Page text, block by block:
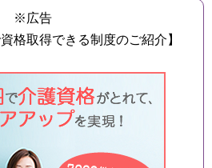
※広告
格取得できる制度のご紹介】